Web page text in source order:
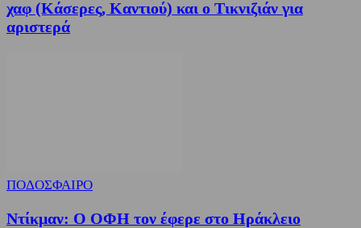
χαφ (Κάσερες, Καντιού) και ο Τικνιζιάν για
αριστερά
ΠΟΔΟΣΦΑΙΡΟ
Ντίκμαν: Ο ΟΦΗ τον έφερε στο Ηράκλειο